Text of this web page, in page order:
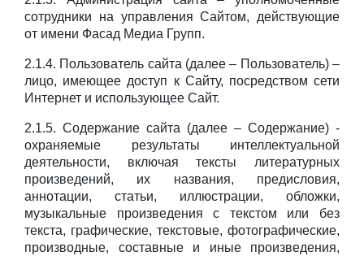
сотрудники на управления Сайтом, действующие
от имени Фасад Медиа Групп.
2.1.4. Пользователь сайта (далее – Пользователь) –
лицо, имеющее доступ к Сайту, посредством сети
Интернет и использующее Сайт.
2.1.5. Содержание сайта (далее – Содержание) -
охраняемые результаты интеллектуальной
деятельности, включая тексты литературных
произведений, их названия, предисловия,
аннотации, статьи, иллюстрации, обложки,
музыкальные произведения с текстом или без
текста, графические, текстовые, фотографические,
производные, составные и иные произведения,